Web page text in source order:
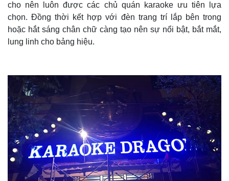
cho nên luôn được các chủ quán karaoke ưu tiên lựa
chọn. Đồng thời kết hợp với đèn trang trí lắp bên trong
hoặc hắt sáng chân chữ càng tạo nên sự nổi bật, bắt mắt,
lung linh cho bảng hiệu.